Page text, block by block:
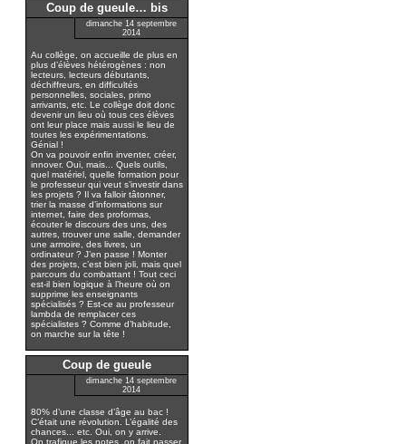
Coup de gueule… bis
dimanche 14 septembre
2014
Au collège, on accueille de plus en
plus d’élèves hétérogènes : non
lecteurs, lecteurs débutants,
déchiffreurs, en difficultés
personnelles, sociales, primo
arrivants, etc. Le collège doit donc
devenir un lieu où tous ces élèves
ont leur place mais aussi le lieu de
toutes les expérimentations.
Génial !
On va pouvoir enfin inventer, créer,
innover. Oui, mais... Quels outils,
quel matériel, quelle formation pour
le professeur qui veut s’investir dans
les projets ? Il va falloir tâtonner,
trier la masse d’informations sur
internet, faire des proformas,
écouter le discours des uns, des
autres, trouver une salle, demander
une armoire, des livres, un
ordinateur ? J’en passe ! Monter
des projets, c’est bien joli, mais quel
parcours du combattant ! Tout ceci
est-il bien logique à l’heure où on
supprime les enseignants
spécialisés ? Est-ce au professeur
lambda de remplacer ces
spécialistes ? Comme d’habitude,
on marche sur la tête !
Coup de gueule
dimanche 14 septembre
2014
80% d’une classe d’âge au bac !
C’était une révolution. L’égalité des
chances... etc. Oui, on y arrive.
On trafique les notes, on fait passer